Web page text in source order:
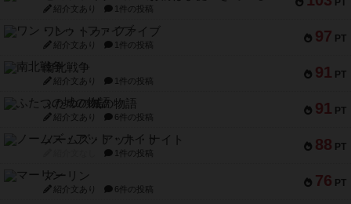
紹介文あり 1件の投稿
97 PT
ワン・トゥ・ファイブ
紹介文あり 1件の投稿
91 PT
南北戦争
紹介文あり 1件の投稿
91 PT
ふたつの城の物語
紹介文あり 6件の投稿
88 PT
ノームズ・アット・ナイト
1件の投稿
76 PT
マーリン
紹介文あり 6件の投稿